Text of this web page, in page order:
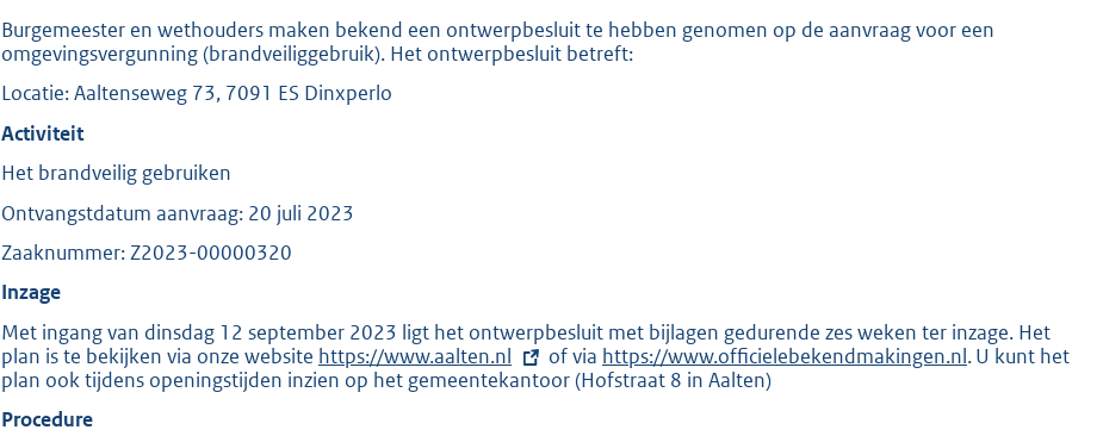
g
r
9
7
K
Burgemeester en wethouders maken bekend een ontwerpbesluit te hebben genomen op de aanvraag voor een
omgevingsvergunning (brandveiliggebruik). Het ontwerpbesluit betreft:
Locatie: Aaltenseweg 73, 7091 ES Dinxperlo
Activiteit
Het brandveilig gebruiken
Ontvangstdatum aanvraag: 20 juli 2023
Zaaknummer: Z2023-00000320
Inzage
Met ingang van dinsdag 12 september 2023 ligt het ontwerpbesluit met bijlagen gedurende zes weken ter inzage. Het
plan is te bekijken via onze website E
x
https://www.aalten.nl of via https://www.officielebekendmakingen.nl. U kunt het
plan ook tijdens openingstijden inzien op het gemeentekantoor (Hofstraat 8 in Aalten)
Procedure